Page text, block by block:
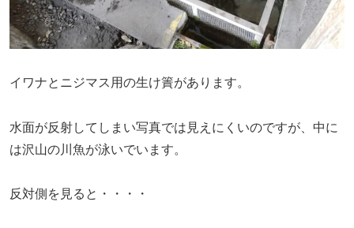
イワナとニジマス用の生け簀があります。
水面が反射してしまい写真では見えにくいのですが、中に
は沢山の川魚が泳いでいます。
反対側を見ると・・・・